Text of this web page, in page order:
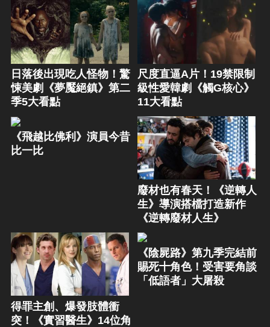
日落後出現吃人怪物！驚
悚美劇《夢魘絕鎮》第二
季5大看點
尺度直逼A片！19禁限制
級性愛韓劇《觸G核心》
11大看點
《飛越比佛利》演員今昔
比一比
廢材也有春天！《逆轉人
生》導演搭檔打造新作
《逆轉廢材人生》
得罪主創、爆發肢體衝
突！《實習醫生》14位角
《陰屍路》第九季完結前
賜死十角色！受害要角談
「低語者」大屠殺